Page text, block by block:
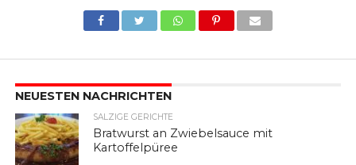
NEUESTEN NACHRICHTEN
SALZIGE GERICHTE
Bratwurst an Zwiebelsauce mit
Kartoffelpüree